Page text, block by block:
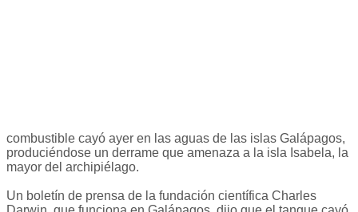
combustible cayó ayer en las aguas de las islas Galápagos,
produciéndose un derrame que amenaza a la isla Isabela, la
mayor del archipiélago.
Un boletín de prensa de la fundación científica Charles